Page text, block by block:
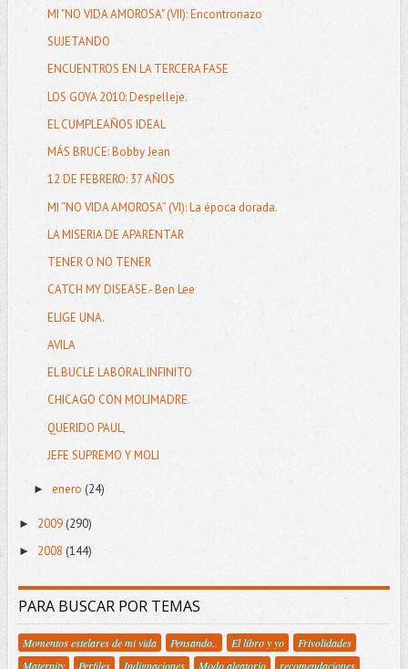
MI "NO VIDA AMOROSA" (VII): Encontronazo
SUJETANDO
ENCUENTROS EN LA TERCERA FASE
LOS GOYA 2010: Despelleje.
EL CUMPLEAÑOS IDEAL
MÁS BRUCE: Bobby Jean
12 DE FEBRERO: 37 AÑOS
MI “NO VIDA AMOROSA” (VI): La época dorada.
LA MISERIA DE APARENTAR
TENER O NO TENER
CATCH MY DISEASE.- Ben Lee
ELIGE UNA.
AVILA
EL BUCLE LABORAL INFINITO
CHICAGO CON MOLIMADRE.
QUERIDO PAUL,
JEFE SUPREMO Y MOLI
► enero (24)
► 2009(290)
► 2008 (144)
PARA BUSCAR POR TEMAS
Momentos estelares de mi vida Pensando.. El libro y yo
Frivolidades
Maternity
Perfiles Indignaciones Modo aleatorio recomendaciones